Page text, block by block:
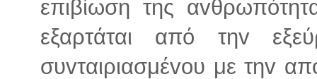
επιβίωση της
εξαρτάται από τηv
συvταιριασμέvoυ με τηv